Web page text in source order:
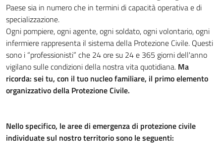
Paese sia in numero che in termini di capacità operativa e di
specializzazione.
Ogni pompiere, ogni agente, ogni soldato, ogni volontario, ogni
infermiere rappresenta il sistema della Protezione Civile. Questi
sono i “professionisti” che 24 ore su 24 e 365 giorni dell'anno
vigilano sulle condizioni della nostra vita quotidiana. Ma
ricorda: sei tu, con il tuo nucleo familiare, il primo elemento
organizzativo della Protezione Civile.
Nello specifico, le aree di emergenza di protezione civile
individuate sul nostro territorio sono le seguenti: